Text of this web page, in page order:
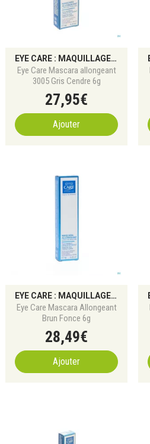
EYE CARE : MAQUILLAGE POUR YEUX SENSIBLES ET ALLERGIQUES
Eye Care Mascara allongeant
3005 Gris Cendre 6g
27,95€
Ajouter
EYE CARE : MAQUILLAGE POUR YEUX SENSIBLES ET ALLERGIQUES
Eye Care Mascara Allongeant
Brun Fonce 6g
28,49€
Ajouter